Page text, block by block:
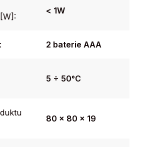
< 1W
2 baterie AAA
5 ÷ 50°C
80 x 80 x 19